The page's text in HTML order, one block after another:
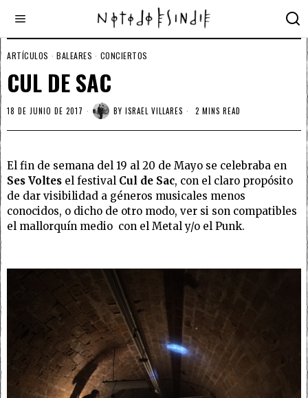
ARTÍCULOS · BALEARES · CONCIERTOS
CUL DE SAC
18 DE JUNIO DE 2017 BY ISRAEL VILLARES 2 MINS READ
El fin de semana del 19 al 20 de Mayo se celebraba en
Ses Voltes el festival Cul de Sac, con el claro propósito
de dar visibilidad a géneros musicales menos
conocidos, o dicho de otro modo, ver si son compatibles
el mallorquín medio con el Metal y/o el Punk.